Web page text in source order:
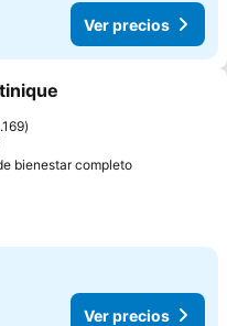
Ver precios
a favoritos
bienestar completoVer precios
Ver precios